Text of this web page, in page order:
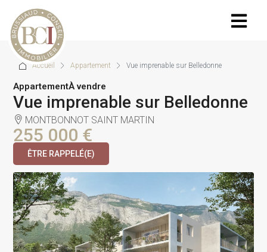
Accueil Appartement Vue imprenable sur Belledonne
AppartementÀ vendre
Vue imprenable sur Belledonne
MONTBONNOT SAINT MARTIN
255 000 €
ÊTRE RAPPELÉ(E)